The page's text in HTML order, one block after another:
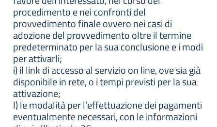
procedimento e nei confronti del
provvedimento finale ovvero nei casi di
adozione del provvedimento oltre il termine
predeterminato per la sua conclusione e i modi
per attivarli;
i) il link di accesso al servizio on line, ove sia già
disponibile in rete, o i tempi previsti per la sua
attivazione;
l) le modalità per l’effettuazione dei pagamenti
eventualmente necessari, con le informazioni